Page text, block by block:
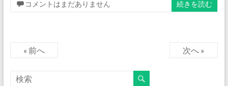
コメントはまだありません 続きを読む
« 前へ 次へ »